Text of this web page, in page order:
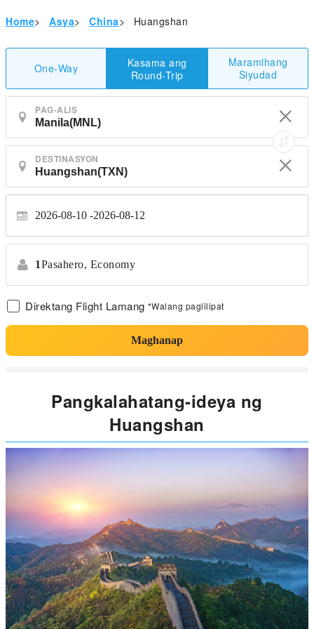
Home> Asya> China> Huangshan
One-Way
Kasama ang
Round-Trip
Maramihang
Siyudad
PAG-ALIS
DESTINASYON
2026-08-10 2026-08-12
1Pasahero, Economy
Direktang Flight Lamang *Walang paglilipat
Maghanap
Pangkalahatang-ideya ng
Huangshan